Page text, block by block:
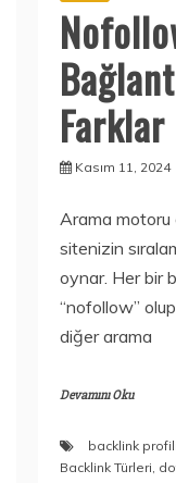
Farklar
Kasım 11, 2024
Arama motoru
sitenizin
oynar. Her bir
“nofollow”
diğer arama
Devamını Oku
backlink
Backlink Türleri